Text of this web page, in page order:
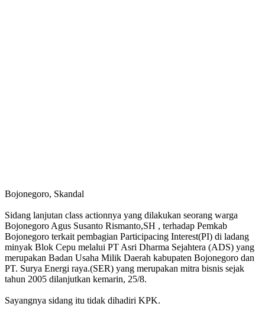
Bojonegoro, Skandal
Sidang lanjutan class actionnya yang dilakukan seorang warga
Bojonegoro Agus Susanto Rismanto,SH , terhadap Pemkab
Bojonegoro terkait pembagian Participacing Interest(PI) di ladang
minyak Blok Cepu melalui PT Asri Dharma Sejahtera (ADS) yang
merupakan Badan Usaha Milik Daerah kabupaten Bojonegoro dan
PT. Surya Energi raya.(SER) yang merupakan mitra bisnis sejak
tahun 2005 dilanjutkan kemarin, 25/8.
Sayangnya sidang itu tidak dihadiri KPK.